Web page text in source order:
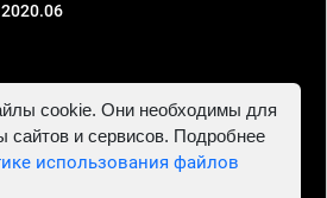
ИНН 781302555843,
cookie. Они необходимы для
сайтов и сервисов. Подробнее
использования файлов